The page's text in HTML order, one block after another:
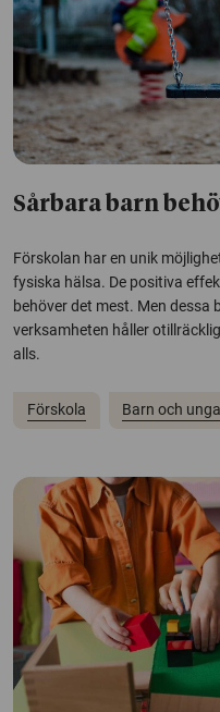
Sårbara barn
Förskolan har en unik
fysiska hälsa. De positiva
behöver det mest. Men
verksamheten håller
alls.
Förskola Barn och unga